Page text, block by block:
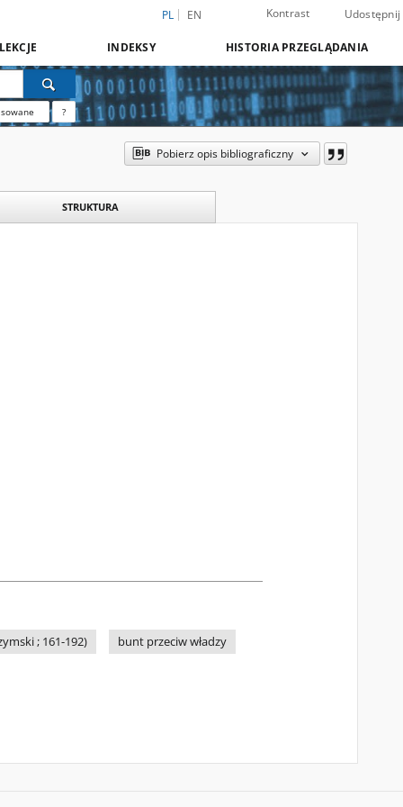
PL EN Kontrast Udostępnij
INDEKSY HISTORIA PRZEGLĄDANIA
?
Pobierz opis bibliograficzny
STRUKTURA
; 161-192) bunt przeciw władzy